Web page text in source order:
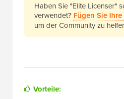
Haben Sie "Elite Licenser"
verwendet? Fügen Sie
um der Community zu
Vorteile: